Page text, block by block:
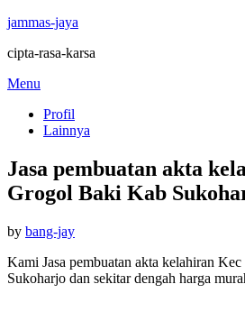
jammas-jaya
cipta-rasa-karsa
Skip
content
Menu
Profil
Lainnya
Jasa pembuatan akta
Grogol Baki Kab
by bang-jayPosted
Kami Jasa pembuatan akta kelahiran
Sukoharjo dan sekitar dengah harga